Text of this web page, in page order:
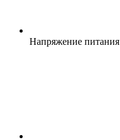
Напряжение питания